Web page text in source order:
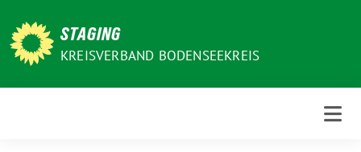
zum
Inhalt
STAGING
KREISVERBAND BODENSEEKREIS